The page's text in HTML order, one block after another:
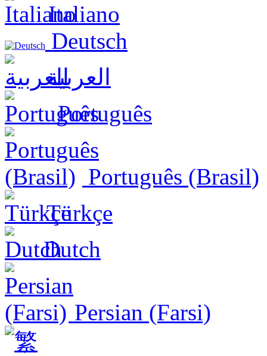
Italiano
Deutsch
العربية
Português
Português (Brasil)
Türkçe
Dutch
Persian (Farsi)